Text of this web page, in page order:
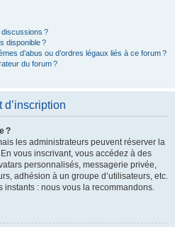
?
disponible ?
d’abus ou d’ordres légaux liés à ce forum ?
du forum ?
?
les administrateurs peuvent réserver la
vous inscrivant, vous accédez à des
personnalisés, messagerie privée,
adhésion à un groupe d’utilisateurs, etc.
instants : nous vous la recommandons.